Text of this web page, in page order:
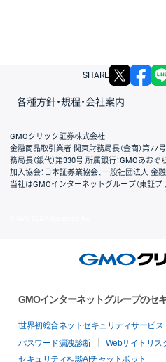
SHARE X
各種方針・規程・会社案内
取引規程・約款
サイトマップ
その他のご案内
個人情報保護方針
最良執行方針
サイトのご利用について
ディスクレイマー
信託保全
リスク説明
会社案内
GMOクリック証券株式会社
金融商品取引業者 関東財務局長（金商）第
務局長（銀代）第330号 所属銀行：GMOあお
加入協会：日本証券業協会、一般社団法人 金
当社はGMOインターネットグループ（東証プ
GMOインターネットグループのセ
世界初総合ネットセキュリティサービス
パスワード漏洩診断
Webサイトリス
セキュリティ相談AIチャットボット